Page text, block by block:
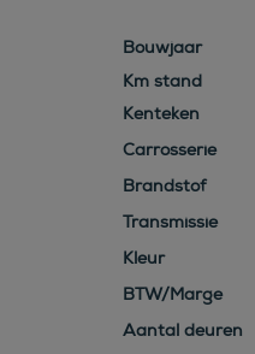
Bouwjaar
Kenteken
Carrosserie
Brandstof
Transmissie
Kleur
BTW/Marge
Aantal deuren